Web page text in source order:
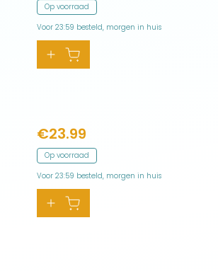
Op voorraad
Voor 23:59 besteld, morgen in huis
€23.99
Op voorraad
Voor 23:59 besteld, morgen in huis